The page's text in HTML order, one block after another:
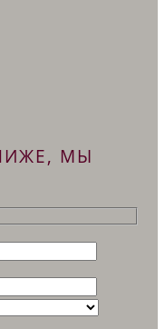
МЫ